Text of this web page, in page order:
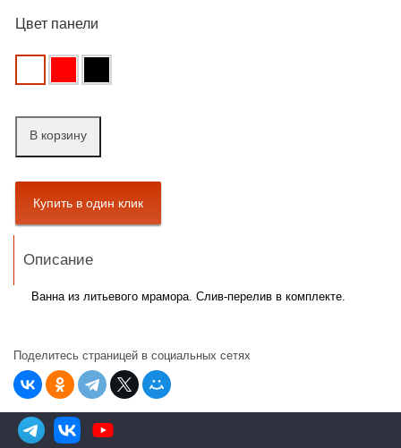
Цвет панели
В корзину
Описание
Ванна из литьевого мрамора. Слив-перелив в комплекте.
Поделитесь страницей в социальных сетях